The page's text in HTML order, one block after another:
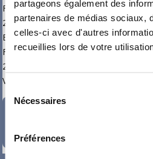
partageons également des
partenaires de médias sociaux,
celles-ci avec d'autres
recueillies lors de votre
Nécessaires
Préférences
Fil HO7 VU
2,5mm² –
BLEU
Fil HO7 VU
2,5mm² –
VERT/JAUNE
5,76€ –
TTC